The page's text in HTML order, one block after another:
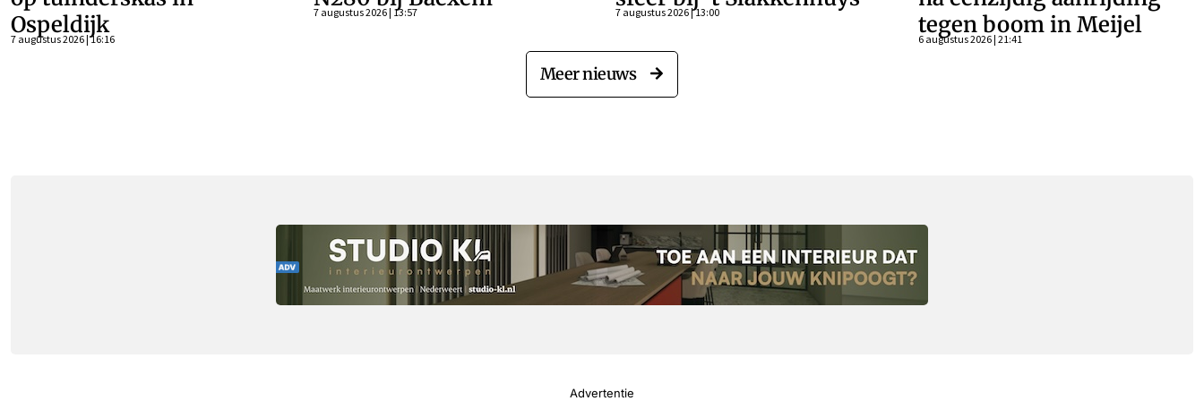
Ospeldijk
7 augustus 2026 | 16:16
7 augustus 2026 | 13:57 7 augustus 2026 | 13:00
tegen boom in Meijel
6 augustus 2026 | 21:41
Meer nieuws
Advertentie